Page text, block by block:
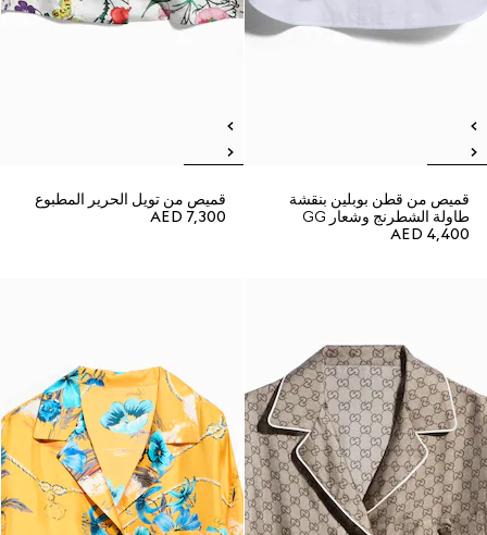
قميص من قطن بوبلين بنقشة
طاولة الشطرنج وشعار GG
AED 4,400
قميص من تويل الحرير المطبوع
AED 7,300